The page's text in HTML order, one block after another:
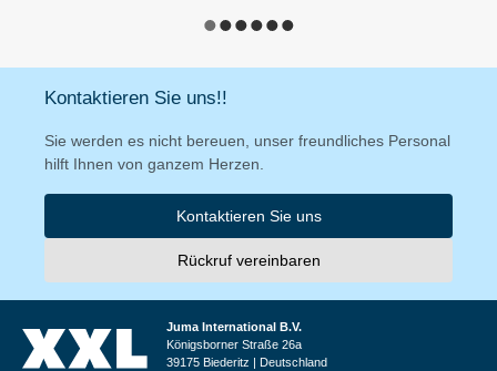
Kontaktieren Sie uns!!
Sie werden es nicht bereuen, unser freundliches Personal
hilft Ihnen von ganzem Herzen.
Kontaktieren Sie uns
Rückruf vereinbaren
Juma International B.V.
Königsborner Straße 26a
39175 Biederitz | Deutschland